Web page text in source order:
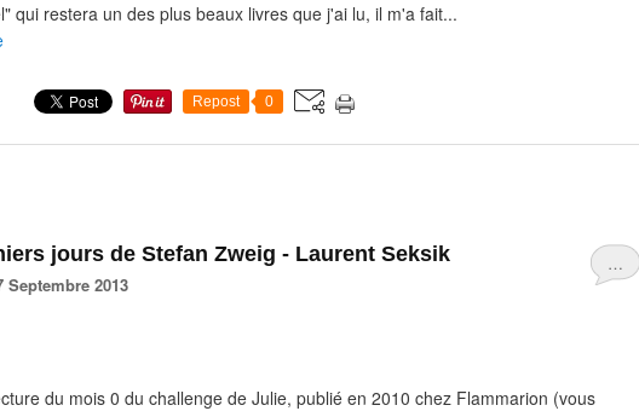
qui restera un des plus beaux livres que j'ai lu, il m'a fait...
Repost 0
…
jours de Stefan Zweig - Laurent Seksik
Septembre 2013
du mois 0 du challenge de Julie, publié en 2010 chez Flammarion (vous